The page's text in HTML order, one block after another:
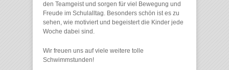
den Teamgeist und sorgen für viel Bewegung und
Freude im Schulalltag. Besonders schön ist es zu
sehen, wie motiviert und begeistert die Kinder jede
Woche dabei sind.
Wir freuen uns auf viele weitere tolle
Schwimmstunden!